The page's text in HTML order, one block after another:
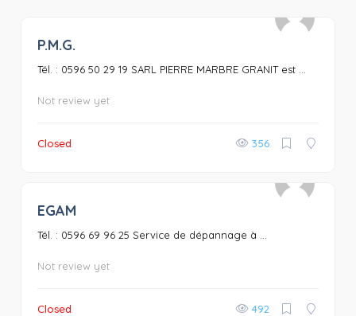
P.M.G.
Tél. : 0596 50 29 19 SARL PIERRE MARBRE GRANIT est ...
Not review yet
Closed 356
EGAM
Tél. : 0596 69 96 25 Service de dépannage à ...
Not review yet
Closed 492